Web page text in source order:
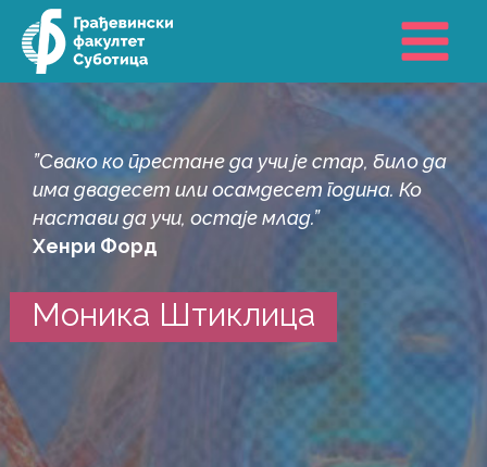
Пређи
садржај
”Свако ко престане да учи је стар, било да
има двадесет или осамдесет година. Ко
настави да учи, остаје млад.”
Хенри Форд
Моника Штиклица